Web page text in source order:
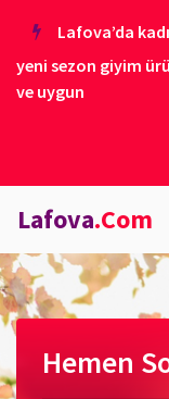
Lafova’da
yeni sezon giyim
ve uygun
Lafova.Com
Hemen